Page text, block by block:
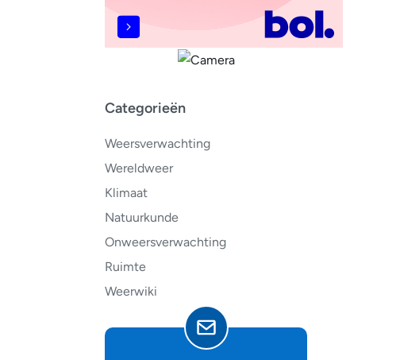
Categorieën
Weersverwachting
Wereldweer
Klimaat
Natuurkunde
Onweersverwachting
Ruimte
Weerwiki